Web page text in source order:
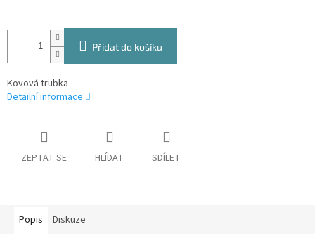
Přidat do košíku
Kovová trubka
Detailní informace
ZEPTAT SE HLÍDAT SDÍLET
Popis Diskuze